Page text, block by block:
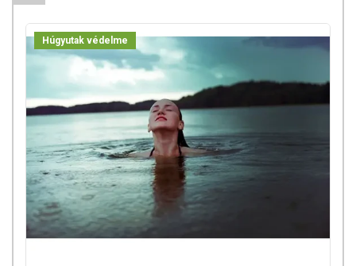
beszélje meg kezelőorvosával. Az ajánlott napi
fogyasztási mennyiséget ne lépje túl! Ne szedje a készítményt,
ha az összetevők bármelyikére érzékeny vagy allergiás!
Kisgyermektől elzárva tartandó!
Húgyutak védelme